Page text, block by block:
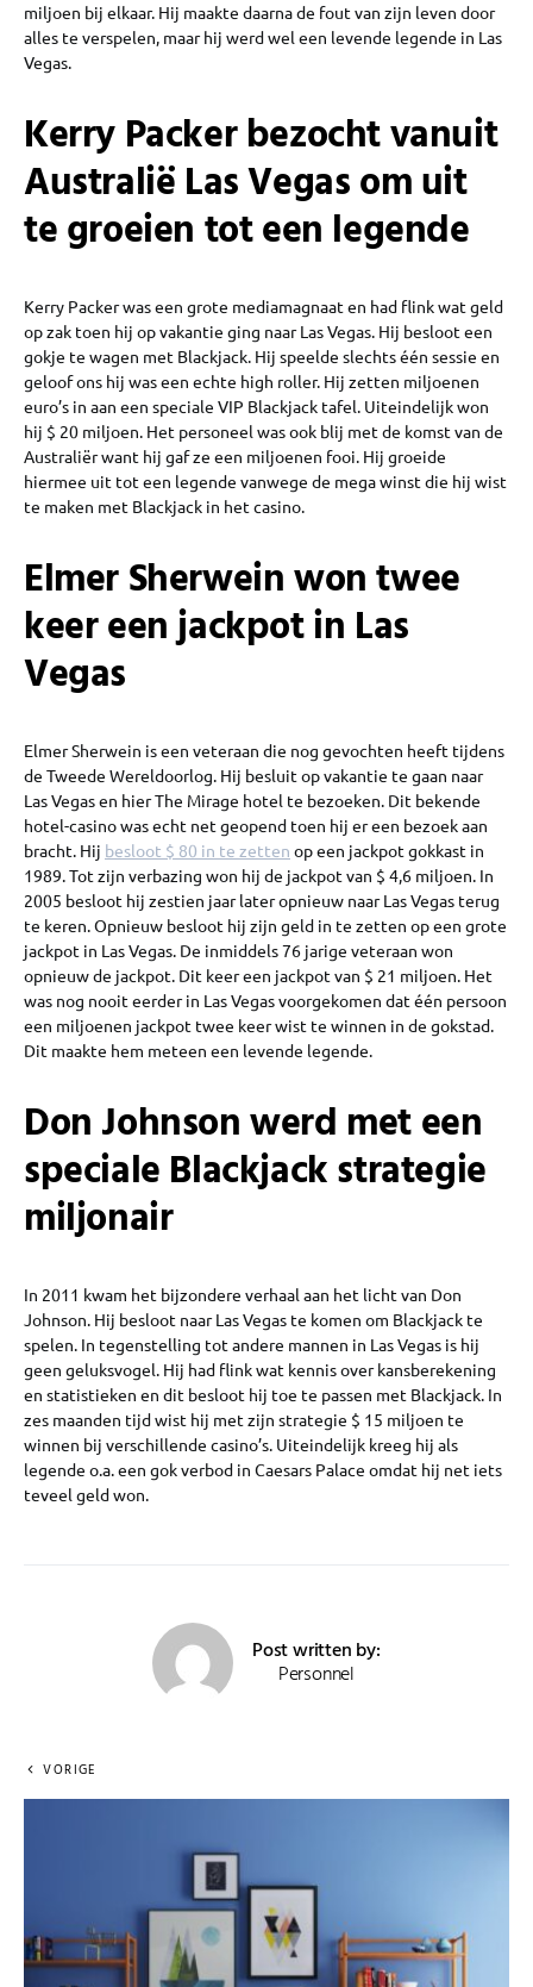
miljoen bij elkaar. Hij maakte daarna de fout van zijn leven door
alles te verspelen, maar hij werd wel een levende legende in Las
Vegas.
Kerry Packer bezocht vanuit
Australië Las Vegas om uit
te groeien tot een legende
Kerry Packer was een grote mediamagnaat en had flink wat geld
op zak toen hij op vakantie ging naar Las Vegas. Hij besloot een
gokje te wagen met Blackjack. Hij speelde slechts één sessie en
geloof ons hij was een echte high roller. Hij zetten miljoenen
euro’s in aan een speciale VIP Blackjack tafel. Uiteindelijk won
hij $ 20 miljoen. Het personeel was ook blij met de komst van de
Australiër want hij gaf ze een miljoenen fooi. Hij groeide
hiermee uit tot een legende vanwege de mega winst die hij wist
te maken met Blackjack in het casino.
Elmer Sherwein won twee
keer een jackpot in Las
Vegas
Elmer Sherwein is een veteraan die nog gevochten heeft tijdens
de Tweede Wereldoorlog. Hij besluit op vakantie te gaan naar
Las Vegas en hier The Mirage hotel te bezoeken. Dit bekende
hotel-casino was echt net geopend toen hij er een bezoek aan
bracht. Hij besloot $ 80 in te zetten op een jackpot gokkast in
1989. Tot zijn verbazing won hij de jackpot van $ 4,6 miljoen. In
2005 besloot hij zestien jaar later opnieuw naar Las Vegas terug
te keren. Opnieuw besloot hij zijn geld in te zetten op een grote
jackpot in Las Vegas. De inmiddels 76 jarige veteraan won
opnieuw de jackpot. Dit keer een jackpot van $ 21 miljoen. Het
was nog nooit eerder in Las Vegas voorgekomen dat één persoon
een miljoenen jackpot twee keer wist te winnen in de gokstad.
Dit maakte hem meteen een levende legende.
Don Johnson werd met een
speciale Blackjack strategie
miljonair
In 2011 kwam het bijzondere verhaal aan het licht van Don
Johnson. Hij besloot naar Las Vegas te komen om Blackjack te
spelen. In tegenstelling tot andere mannen in Las Vegas is hij
geen geluksvogel. Hij had flink wat kennis over kansberekening
en statistieken en dit besloot hij toe te passen met Blackjack. In
zes maanden tijd wist hij met zijn strategie $ 15 miljoen te
winnen bij verschillende casino’s. Uiteindelijk kreeg hij als
legende o.a. een gok verbod in Caesars Palace omdat hij net iets
teveel geld won.
Post written by:
Personnel
VORIGE